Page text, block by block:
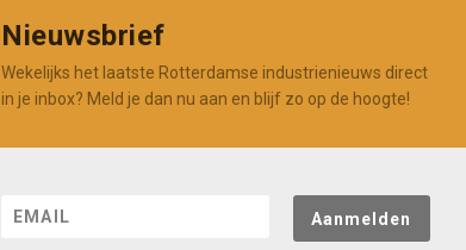
Nieuwsbrief
Wekelijks het laatste Rotterdamse industrienieuws direct
in je inbox? Meld je dan nu aan en blijf zo op de hoogte!
Aanmelden